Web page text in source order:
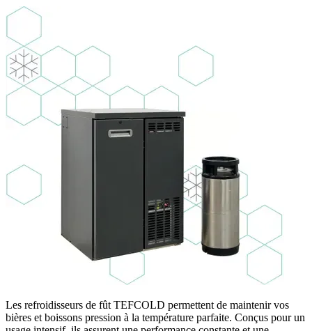
Les refroidisseurs de fût TEFCOLD permettent de maintenir vos
bières et boissons pression à la température parfaite. Conçus pour un